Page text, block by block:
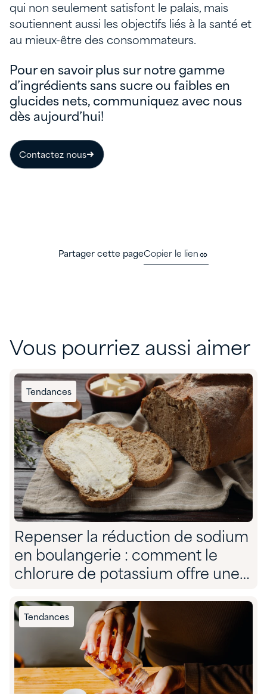
qui non seulement satisfont le palais, mais
soutiennent aussi les objectifs liés à la santé et
au mieux-être des consommateurs.
Pour en savoir plus sur notre gamme
d’ingrédients sans sucre ou faibles en
glucides nets, communiquez avec nous
dès aujourd’hui!
Contactez nous
Partager cette pageCopier le lien
Vous pourriez aussi aimer
Tendances
Repenser la réduction de sodium
en boulangerie : comment le
chlorure de potassium offre une
Tendances